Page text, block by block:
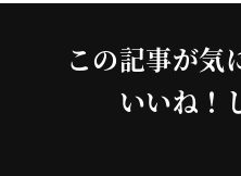
この記事が気
いいね！